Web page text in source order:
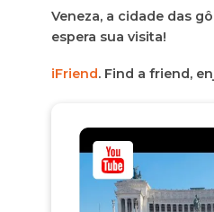
Veneza, a cidade das
espera sua visita!
iFriend. Find a friend,